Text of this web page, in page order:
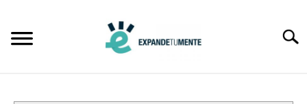
content